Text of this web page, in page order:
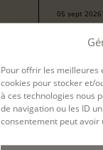
Pour offrir les meilleures
cookies pour stocker et/
à ces technologies nous
de navigation ou les ID
consentement peut
05 sept 2026